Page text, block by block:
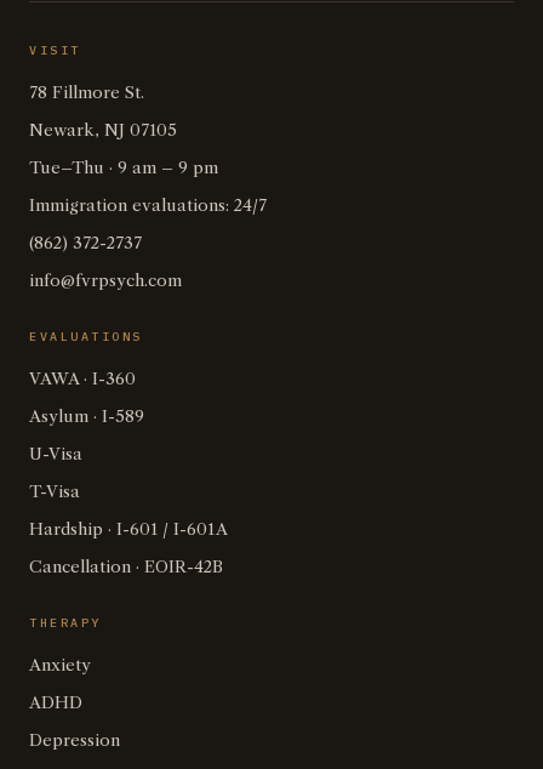
VISIT
78 Fillmore St.
Newark, NJ 07105
Tue–Thu · 9 am – 9 pm
Immigration evaluations: 24/7
(862) 372-2737
info@fvrpsych.com
EVALUATIONS
VAWA · I-360
Asylum · I-589
U-Visa
T-Visa
Hardship · I-601 / I-601A
Cancellation · EOIR-42B
THERAPY
Anxiety
ADHD
Depression